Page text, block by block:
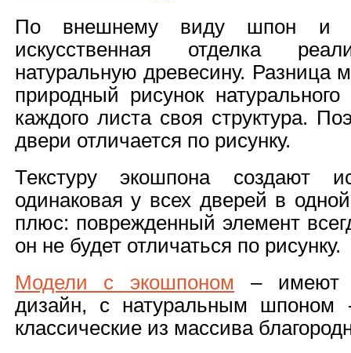
По внешнему виду шпон и
искусственная отделка
натуральную древесину. Разница
природный рисунок
каждого листа своя структура.
двери отличается по рисунку.
Текстуру экошпона создают
одинаковая у всех дверей в
плюс: поврежденный элемент
он не будет отличаться по рисунку.
Модели с экошпоном – имеют
дизайн, с натуральным
классические из массива